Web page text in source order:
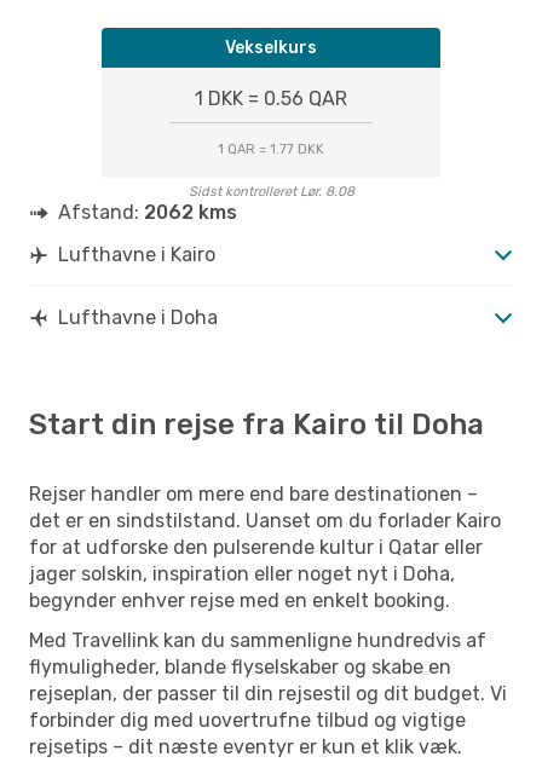
Vekselkurs
1 DKK = 0.56 QAR
1 QAR = 1.77 DKK
Sidst kontrolleret Lør. 8.08
Afstand: 2062 kms
Lufthavne i Kairo
Lufthavne i Doha
Start din rejse fra Kairo til Doha
Rejser handler om mere end bare destinationen –
det er en sindstilstand. Uanset om du forlader Kairo
for at udforske den pulserende kultur i Qatar eller
jager solskin, inspiration eller noget nyt i Doha,
begynder enhver rejse med en enkelt booking.
Med Travellink kan du sammenligne hundredvis af
flymuligheder, blande flyselskaber og skabe en
rejseplan, der passer til din rejsestil og dit budget. Vi
forbinder dig med uovertrufne tilbud og vigtige
rejsetips – dit næste eventyr er kun et klik væk.